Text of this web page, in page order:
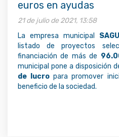
euros en ayudas
21 de julio de 2021, 13:58
La empresa municipal
listado de proyectos
financiación de más de
municipal pone a disposición
de lucro para promover
beneficio de la sociedad.